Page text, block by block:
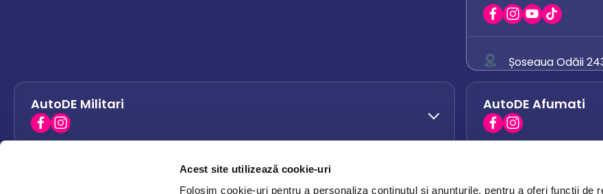
Acest site utilizează cookie-uri
Folosim cookie-uri pentru a personaliza conținutul și anunțurile, pentru a oferi funcții de
Șoseaua Odăii
0742 444 194
AutoDE Militari AutoDE Afumati